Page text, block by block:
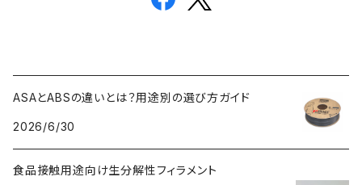
ASAとABSの違いとは？用途別の選び方ガイド
2026/6/30
食品接触用途向け生分解性フィラメント